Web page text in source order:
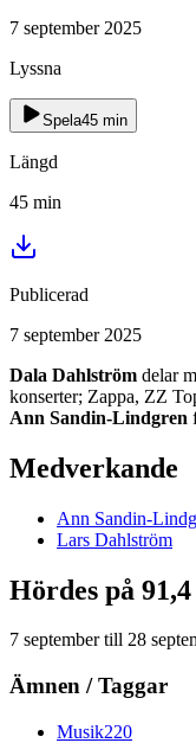
7 september 2025
Lyssna
Spela45 min
Längd
45 min
Publicerad
7 september 2025
Dala Dahlström delar
konserter; Zappa, ZZ
Ann Sandin-Lindgren
Medverkande
Ann Sandin-
Lars Dahlström
Hördes på 91,4
7 septembertill 28
Ämnen / Taggar
Musik220